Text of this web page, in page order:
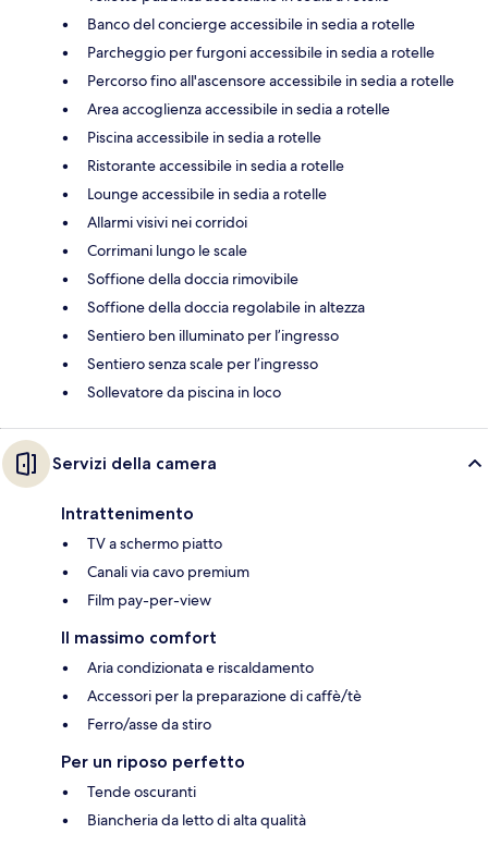
Banco del concierge accessibile in sedia a rotelle
Parcheggio per furgoni accessibile in sedia a rotelle
Percorso fino all'ascensore accessibile in sedia a rotelle
Area accoglienza accessibile in sedia a rotelle
Piscina accessibile in sedia a rotelle
Ristorante accessibile in sedia a rotelle
Lounge accessibile in sedia a rotelle
Allarmi visivi nei corridoi
Corrimani lungo le scale
Soffione della doccia rimovibile
Soffione della doccia regolabile in altezza
Sentiero ben illuminato per l’ingresso
Sentiero senza scale per l’ingresso
Sollevatore da piscina in loco
Servizi della camera
Intrattenimento
TV a schermo piatto
Canali via cavo premium
Film pay-per-view
Il massimo comfort
Aria condizionata e riscaldamento
Accessori per la preparazione di caffè/tè
Ferro/asse da stiro
Per un riposo perfetto
Tende oscuranti
Biancheria da letto di alta qualità